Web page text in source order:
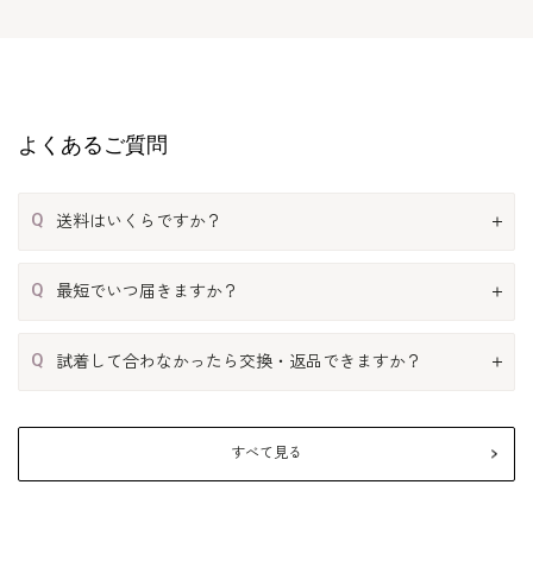
よくあるご質問
Q 送料はいくらですか？
Q 最短でいつ届きますか？
Q 試着して合わなかったら交換・返品できますか？
すべて見る